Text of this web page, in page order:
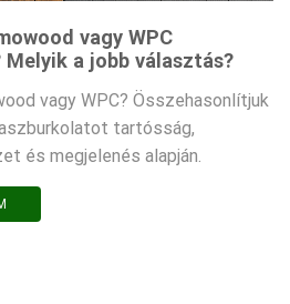
vagy WPC
a jobb választás?
vagy WPC? Összehasonlítjuk
tartósság,
és megjelenés alapján.